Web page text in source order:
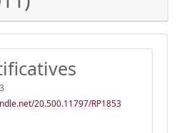
20.500.11797/RP1853